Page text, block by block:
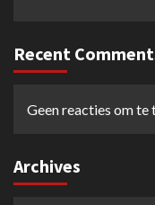
Recent
Geen reacties om te
Archives